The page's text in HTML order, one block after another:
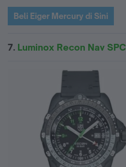
Beli Eiger Mercury di Sini
7. Luminox Recon Nav SPC